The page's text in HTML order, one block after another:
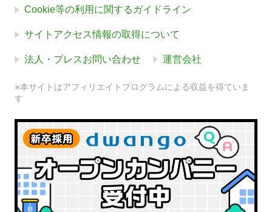
Cookie等の利用に関するガイドライン
サイトアクセス情報の取得について
法人・プレスお問い合わせ 運営会社
※本サイトはアフィリエイトプログラムによる収益を得ていま
す